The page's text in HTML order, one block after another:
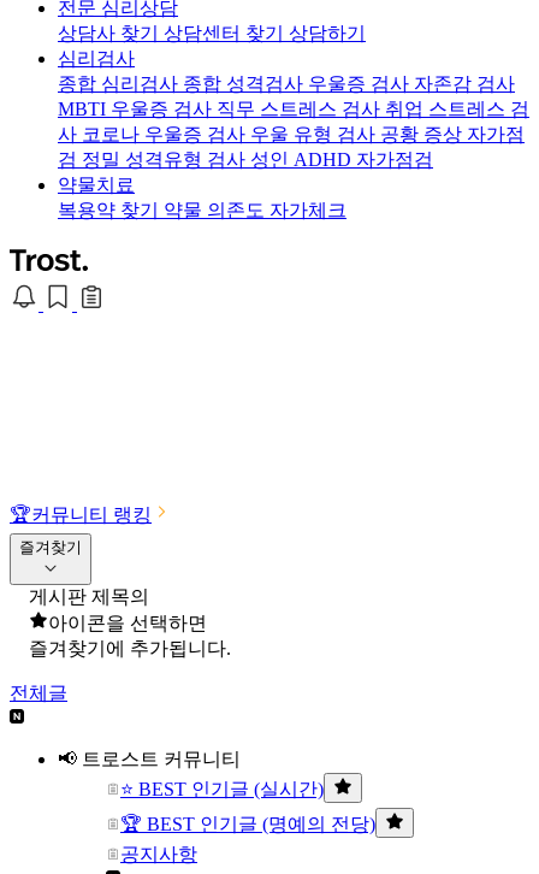
전문 심리상담
상담사 찾기 상담센터 찾기 상담하기
심리검사
종합 심리검사 종합 성격검사 우울증 검사 자존감 검사
MBTI 우울증 검사 직무 스트레스 검사 취업 스트레스 검
사 코로나 우울증 검사 우울 유형 검사 공황 증상 자가점
검 정밀 성격유형 검사 성인 ADHD 자가점검
약물치료
복용약 찾기 약물 의존도 자가체크
🏆커뮤니티 랭킹
즐겨찾기
게시판 제목의
아이콘을 선택하면
즐겨찾기에 추가됩니다.
전체글
📢 트로스트 커뮤니티
⭐ BEST 인기글 (실시간)
🏆 BEST 인기글 (명예의 전당)
공지사항